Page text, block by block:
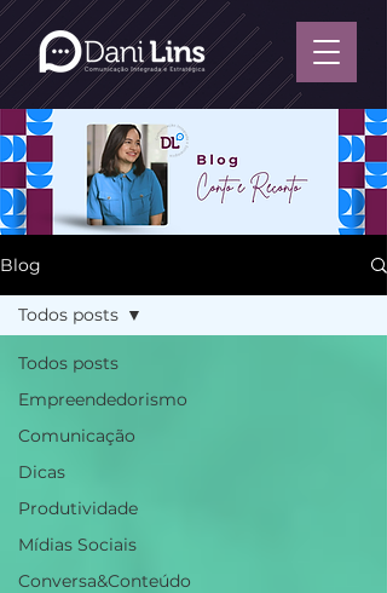
Blog
Todos posts
Empreendedorismo
Comunicação
Dicas
Produtividade
Mídias Sociais
Conversa&Conteúdo
Todos posts